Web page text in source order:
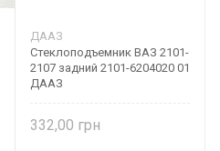
ДААЗ
Стеклоподъемник ВАЗ 2101-
2107 задний 2101-6204020 01
ДААЗ
332,00